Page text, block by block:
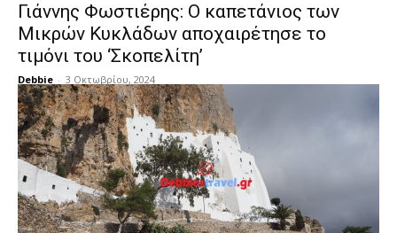
Γιάννης Φωστιέρης: Ο καπετάνιος των
Μικρών Κυκλάδων αποχαιρέτησε το
τιμόνι του ‘Σκοπελίτη’
Debbie - 3 Οκτωβρίου, 2024